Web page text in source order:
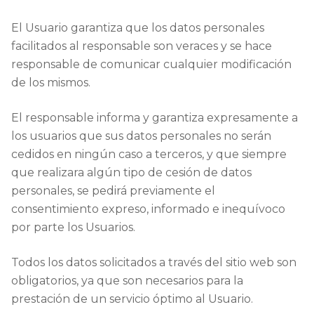
El Usuario garantiza que los datos personales
facilitados al responsable son veraces y se hace
responsable de comunicar cualquier modificación
de los mismos.
El responsable informa y garantiza expresamente a
los usuarios que sus datos personales no serán
cedidos en ningún caso a terceros, y que siempre
que realizara algún tipo de cesión de datos
personales, se pedirá previamente el
consentimiento expreso, informado e inequívoco
por parte los Usuarios.
Todos los datos solicitados a través del sitio web son
obligatorios, ya que son necesarios para la
prestación de un servicio óptimo al Usuario.